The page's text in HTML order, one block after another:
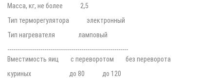
Масса, кг, не более 2,5
Тип терморегулятора электронный
Тип нагревателя ламповый
--------------------------------------------------------------
Вместимость яиц с переворотом без переворота
куриных до 80 до 120